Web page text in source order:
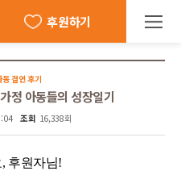
후원하기
결연 후기
정 아동들의 성장일기
조회 16,338회
, 후원자님!